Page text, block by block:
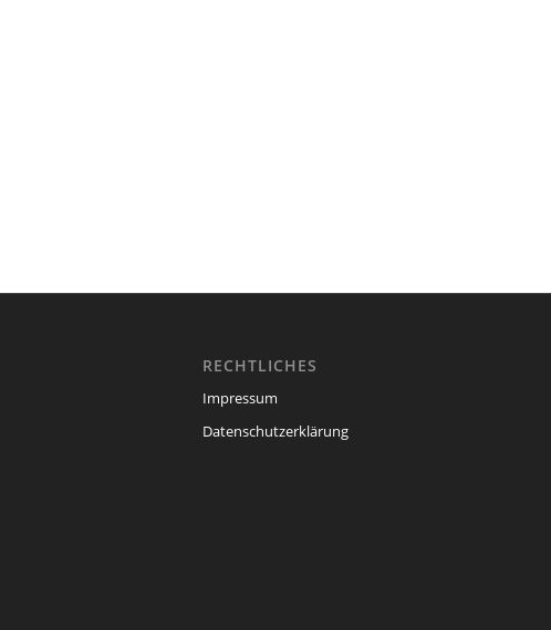
RECHTLICHES
Impressum
Datenschutzerklärung